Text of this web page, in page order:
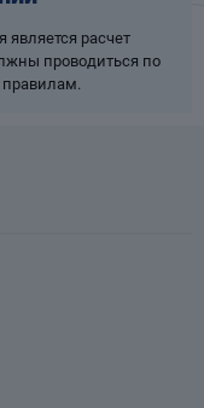
расчет
проводиться по